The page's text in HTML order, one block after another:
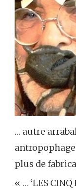
… autre
plus de
« … ‘LES CINQ